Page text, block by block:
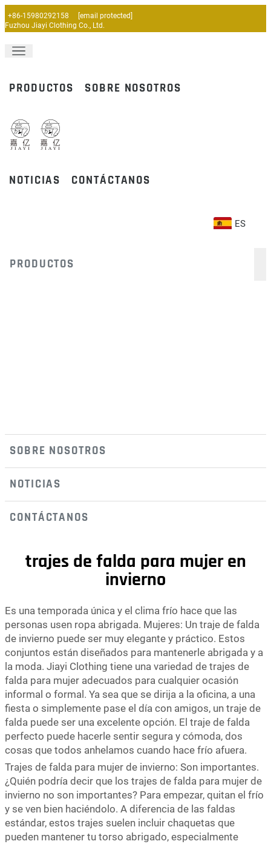
+86-15980292158
[email protected]
Fuzhou Jiayi Clothing Co., Ltd.
PRODUCTOS SOBRE NOSOTROS
NOTICIAS CONTÁCTANOS
ES
PRODUCTOS
SOBRE NOSOTROS
NOTICIAS
CONTÁCTANOS
trajes de falda para mujer en
invierno
Es una temporada única y el clima frío hace que las
personas usen ropa abrigada. Mujeres: Un traje de falda
de invierno puede ser muy elegante y práctico. Estos
conjuntos están diseñados para mantenerle abrigada y a
la moda. Jiayi Clothing tiene una variedad de trajes de
falda para mujer adecuados para cualquier ocasión
informal o formal. Ya sea que se dirija a la oficina, a una
fiesta o simplemente pase el día con amigos, un traje de
falda puede ser una excelente opción. El traje de falda
perfecto puede hacerle sentir segura y cómoda, dos
cosas que todos anhelamos cuando hace frío afuera.
Trajes de falda para mujer de invierno: Son importantes.
¿Quién podría decir que los trajes de falda para mujer de
invierno no son importantes? Para empezar, quitan el frío
y se ven bien haciéndolo. A diferencia de las faldas
estándar, estos trajes suelen incluir chaquetas que
pueden mantener tu torso abrigado, especialmente